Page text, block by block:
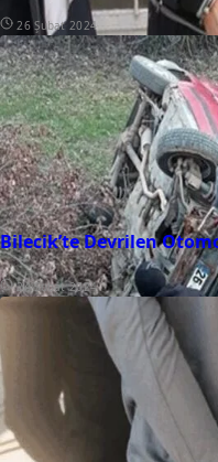
26 Şubat 2024
Bilecik’te Devrilen
24 Şubat 2024